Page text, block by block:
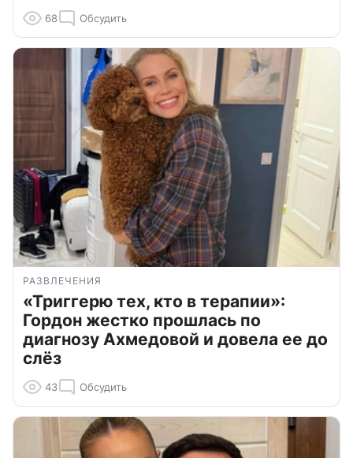
68 Обсудить
РАЗВЛЕЧЕНИЯ
«Триггерю тех, кто в терапии»:
Гордон жестко прошлась по
диагнозу Ахмедовой и довела ее до
слёз
43 Обсудить